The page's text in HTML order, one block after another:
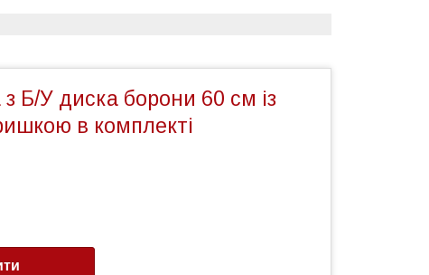
Б/У диска борони 60 см із
в комплекті